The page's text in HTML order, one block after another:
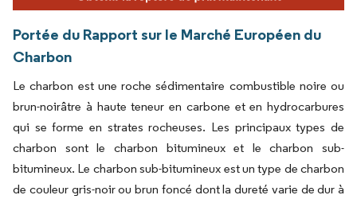
Portée du Rapport sur le Marché Européen du
Charbon
Le charbon est une roche sédimentaire combustible noire ou
brun-noirâtre à haute teneur en carbone et en hydrocarbures
qui se forme en strates rocheuses. Les principaux types de
charbon sont le charbon bitumineux et le charbon sub-
bitumineux. Le charbon sub-bitumineux est un type de charbon
de couleur gris-noir ou brun foncé dont la dureté varie de dur à